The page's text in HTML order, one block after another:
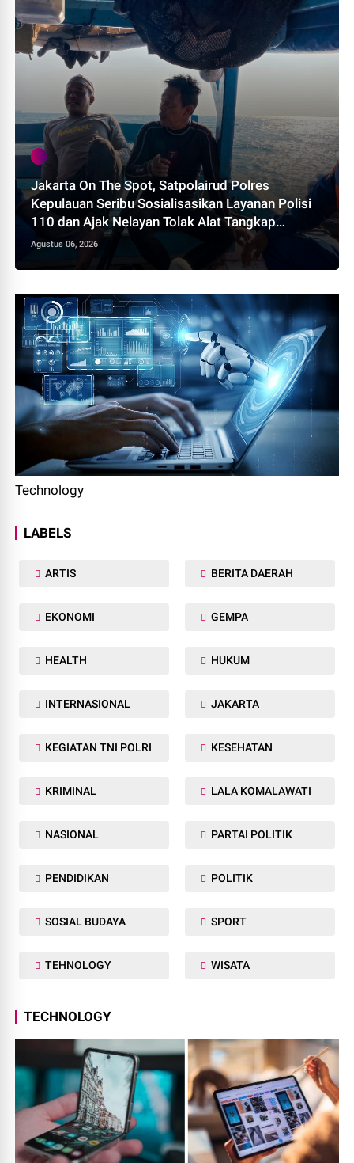
Jakarta On The Spot, Satpolairud Polres
Kepulauan Seribu Sosialisasikan Layanan Polisi
110 dan Ajak Nelayan Tolak Alat Tangkap
Terlarang
Agustus 06, 2026
Technology
LABELS
ARTIS BERITA DAERAH
EKONOMI GEMPA
HEALTH HUKUM
INTERNASIONAL JAKARTA
KEGIATAN TNI POLRI KESEHATAN
KRIMINAL LALA KOMALAWATI
NASIONAL PARTAI POLITIK
PENDIDIKAN POLITIK
SOSIAL BUDAYA SPORT
TEHNOLOGY WISATA
TECHNOLOGY